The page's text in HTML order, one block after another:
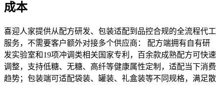
成本
喜迎人家提供从配方研发、包装适配到品控合规的全流程代工
服务，不需要客户额外对接多个供应商： 配方端拥有自有研
发实验室和19项冲调类相关国家专利，百余款成熟配方可快速
调整，支持低糖、无糖、高纤等健康属性定制，适配当下消费
趋势；包装端可适配袋装、罐装、礼盒装等不同规格，满足散